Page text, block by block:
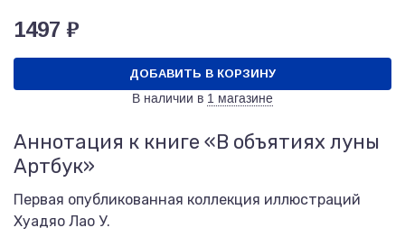
1497 ₽
ДОБАВИТЬ В КОРЗИНУ
В наличии в 1 магазине
Аннотация к книге «В объятиях луны
Артбук»
Первая опубликованная коллекция иллюстраций
Хуадяо Лао У.